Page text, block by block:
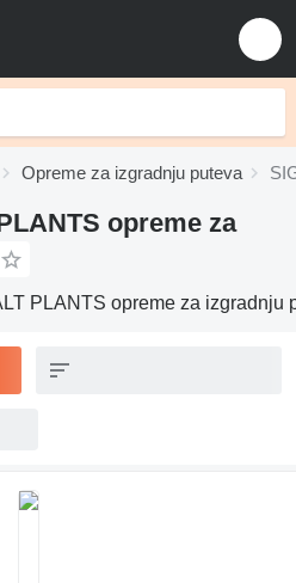
Opreme za izgradnju puteva
opreme za
PLANTS opreme za izgradnju